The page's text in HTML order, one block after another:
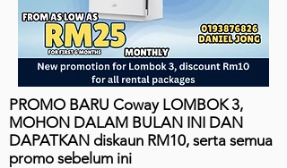
PROMO BARU Coway LOMBOK 3,
MOHON DALAM BULAN INI DAN
DAPATKAN diskaun RM10, serta semua
promo sebelum ini